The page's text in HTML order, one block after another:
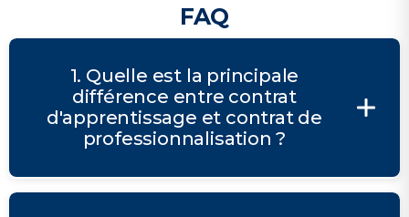
FAQ
1. Quelle est la principale
différence entre contrat
d'apprentissage et contrat de
professionnalisation ?